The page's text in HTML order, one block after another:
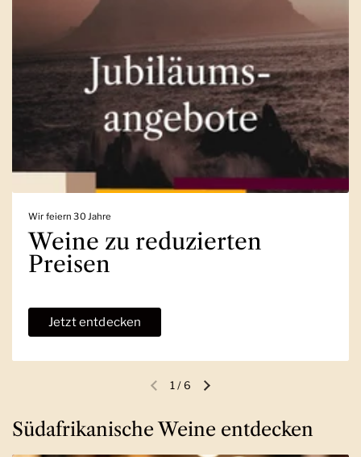
Wir feiern 30 Jahre
Weine zu reduzierten
Preisen
Jetzt entdecken
Vorherige FolieNächste Folie
1 /6
Südafrikanische Weine entdecken